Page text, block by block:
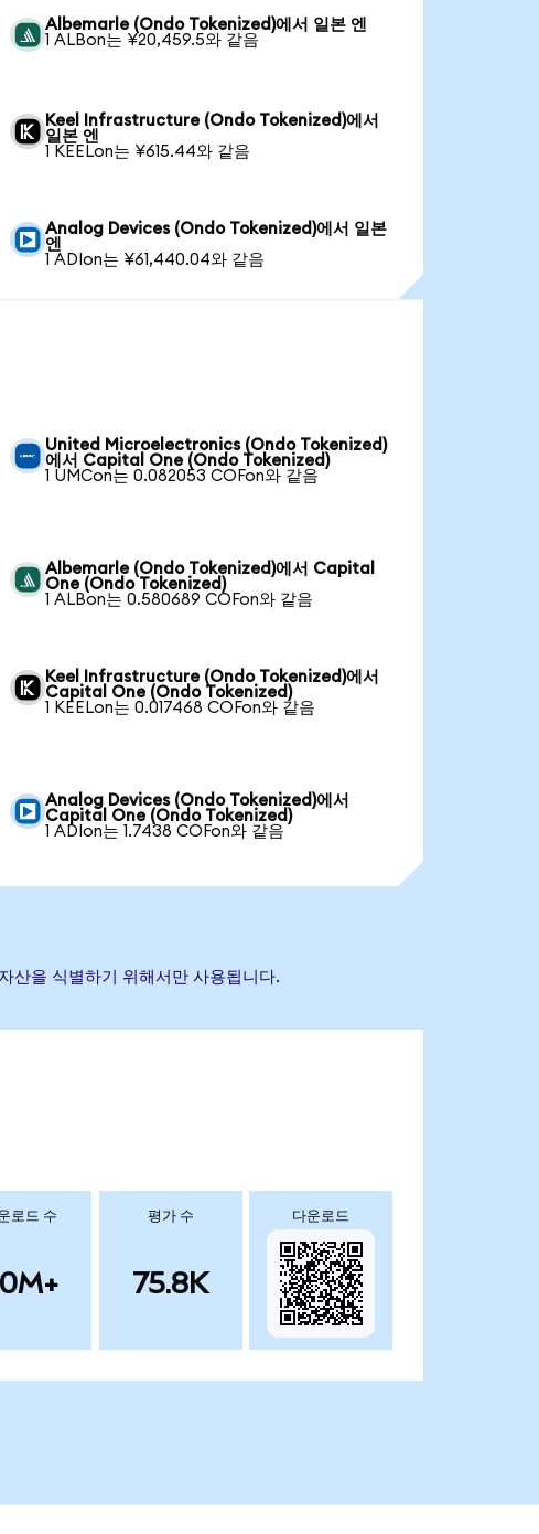
Albemarle (Ondo Tokenized)에서 일본 엔
1 ALBon는 ¥20,459.5와 같음
Keel Infrastructure (Ondo Tokenized)에서
일본 엔
1 KEELon는 ¥615.44와 같음
Analog Devices (Ondo Tokenized)에서 일본
엔
1 ADIon는 ¥61,440.04와 같음
United Microelectronics (Ondo Tokenized)
에서 Capital One (Ondo Tokenized)
1 UMCon는 0.082053 COFon와 같음
Albemarle (Ondo Tokenized)에서 Capital
One (Ondo Tokenized)
1 ALBon는 0.580689 COFon와 같음
Keel Infrastructure (Ondo Tokenized)에서
Capital One (Ondo Tokenized)
1 KEELon는 0.017468 COFon와 같음
Analog Devices (Ondo Tokenized)에서
Capital One (Ondo Tokenized)
1 ADIon는 1.7438 COFon와 같음
산을 식별하기 위해서만 사용됩니다.
로드 수 평가 수
75.8K
다운로드